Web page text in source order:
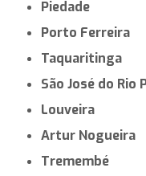
Piedade
Porto Ferreira
Taquaritinga
São José do Rio
Louveira
Artur Nogueira
Tremembé